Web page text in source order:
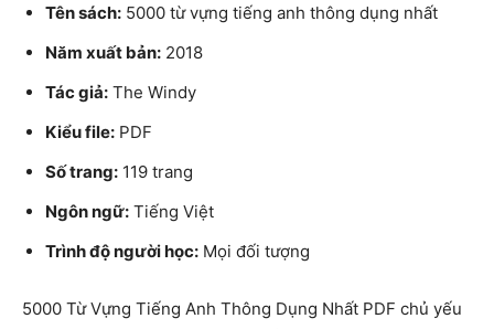
Tên sách: 5000 từ vựng tiếng anh thông dụng nhất
Năm xuất bản: 2018
Tác giả: The Windy
Kiểu file: PDF
Số trang: 119 trang
Ngôn ngữ: Tiếng Việt
Trình độ người học: Mọi đối tượng
5000 Từ Vựng Tiếng Anh Thông Dụng Nhất PDF chủ yếu